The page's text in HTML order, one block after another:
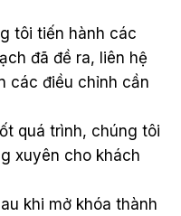
tôi tiến hành các
đã đề ra, liên hệ
các điều chỉnh cần
quá trình, chúng tôi
xuyên cho khách
khi mở khóa thành